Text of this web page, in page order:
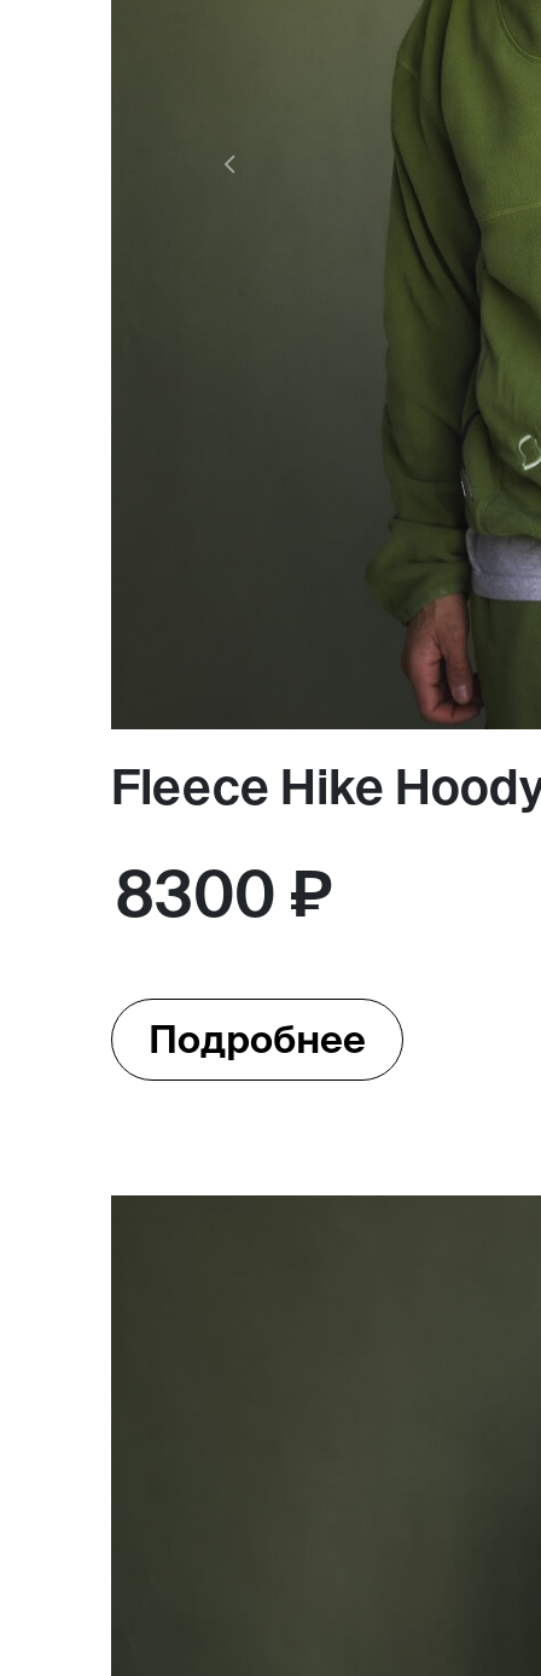
Previous
Fleece Hike
8300 ₽
Подробнее